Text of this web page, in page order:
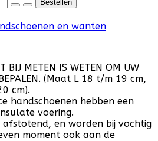
en wanten
BIJ METEN IS WETEN OM UW
(Maat L 18 t/m 19 cm,
cm).
handschoenen hebben een
voering.
afstotend, en worden bij vochtig
moment ook aan de